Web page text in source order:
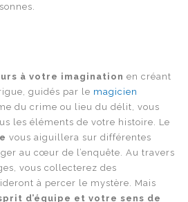
à votre imagination en créant
guidés par le magicien
du crime ou lieu du délit, vous
les éléments de votre histoire. Le
vous aiguillera sur différentes
au cœur de l’enquête. Au travers
vous collecterez des
à percer le mystère. Mais
d’équipe et votre sens de